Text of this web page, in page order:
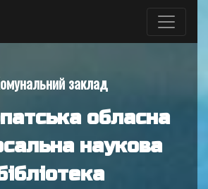
заклад
обласна
наукова